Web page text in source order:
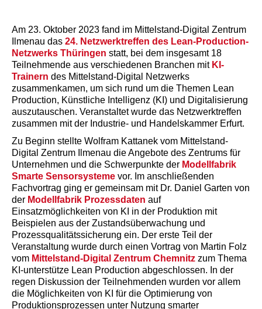
Am 23. Oktober 2023 fand im Mittelstand-Digital Zentrum
Ilmenau das 24. Netzwerktreffen des Lean-Production-
Netzwerks Thüringen statt, bei dem insgesamt 18
Teilnehmende aus verschiedenen Branchen mit KI-
Trainern des Mittelstand-Digital Netzwerks
zusammenkamen, um sich rund um die Themen Lean
Production, Künstliche Intelligenz (KI) und Digitalisierung
auszutauschen. Veranstaltet wurde das Netzwerktreffen
zusammen mit der Industrie- und Handelskammer Erfurt.
Zu Beginn stellte Wolfram Kattanek vom Mittelstand-
Digital Zentrum Ilmenau die Angebote des Zentrums für
Unternehmen und die Schwerpunkte der Modellfabrik
Smarte Sensorsysteme vor. Im anschließenden
Fachvortrag ging er gemeinsam mit Dr. Daniel Garten von
der Modellfabrik Prozessdaten auf
Einsatzmöglichkeiten von KI in der Produktion mit
Beispielen aus der Zustandsüberwachung und
Prozessqualitätssicherung ein. Der erste Teil der
Veranstaltung wurde durch einen Vortrag von Martin Folz
vom Mittelstand-Digital Zentrum Chemnitz zum Thema
KI-unterstütze Lean Production abgeschlossen. In der
regen Diskussion der Teilnehmenden wurden vor allem
die Möglichkeiten von KI für die Optimierung von
Produktionsprozessen unter Nutzung smarter